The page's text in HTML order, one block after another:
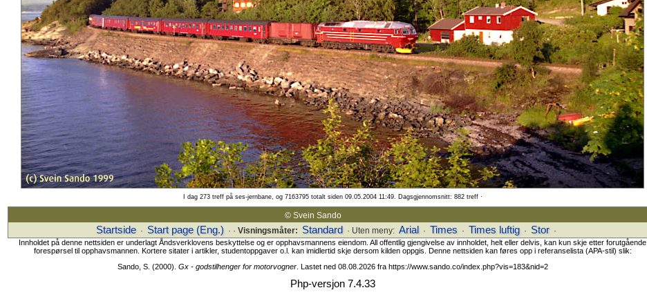
I dag 273 treff på ses-jernbane, og 7163795 totalt siden 09.05.2004 11:49. Dagsgjennomsnitt: 882 treff ·
© Svein Sando
Startside · Start page (Eng.) · · Visningsmåter: Standard · Uten meny: Arial · Times · Times luftig · Stor ·
Innholdet på denne nettsiden er underlagt Åndsverklovens beskyttelse og er opphavsmannens eiendom. All offentlig gjengivelse av innholdet, helt eller delvis, kan kun skje etter forutgående
forespørsel til opphavsmannen. Kortere sitater i artikler, studentoppgaver o.l. kan imidlertid skje dersom kilden oppgis. Denne nettsiden kan føres opp i referanselista (APA-stil) slik:
Sando, S. (2000). Gx - godstilhenger for motorvogner. Lastet ned 08.08.2026 fra https://www.sando.co/index.php?vis=183&nid=2
Php-versjon 7.4.33